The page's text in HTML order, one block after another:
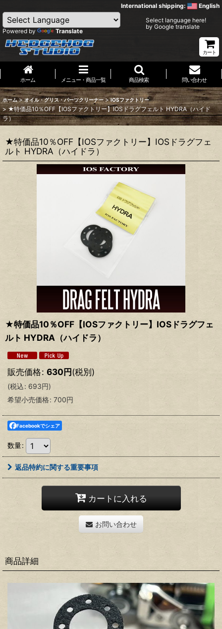
International shipping: English
Powered by Translate
Select language here!
by Google translate
カート
ホーム メニュー・商品一覧 商品検索 問い合わせ
ホーム > オイル・グリス・パーツクリーナー > IOSファクトリー
> ★特価品10％OFF【IOSファクトリー】IOSドラグフェルト HYDRA（ハイド
ラ）
★特価品10％OFF【IOSファクトリー】IOSドラグフェ
ルト HYDRA（ハイドラ）
★特価品10％OFF【IOSファクトリー】IOSドラグフェ
ルト HYDRA（ハイドラ）
販売価格: 630円(税別)
(税込: 693円)
希望小売価格: 700円
Facebookでシェア
数量:
返品特約に関する重要事項
カートに入れる
お問い合わせ
商品詳細